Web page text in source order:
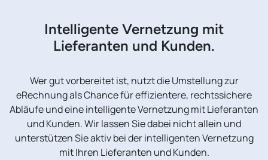
Intelligente Vernetzung mit
Lieferanten und Kunden.
Wer gut vorbereitet ist, nutzt die Umstellung zur
eRechnung als Chance für effizientere, rechtssichere
Abläufe und eine intelligente Vernetzung mit Lieferanten
und Kunden. Wir lassen Sie dabei nicht allein und
unterstützen Sie aktiv bei der intelligenten Vernetzung
mit Ihren Lieferanten und Kunden.